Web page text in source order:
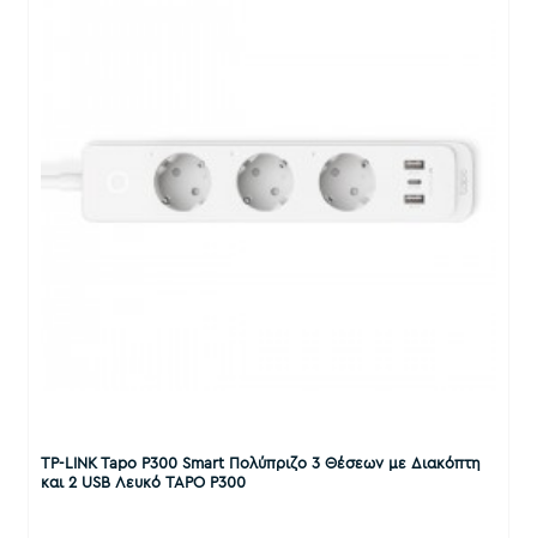
TP-LINK Tapo P300 Smart Πολύπριζο 3 Θέσεων με Διακόπτη
και 2 USB Λευκό TAPO P300